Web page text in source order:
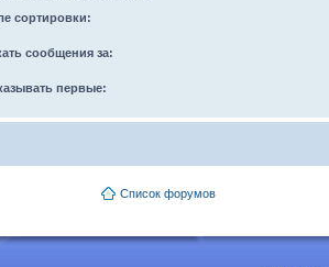
сортировки:
сообщения за:
первые:
Список форумов